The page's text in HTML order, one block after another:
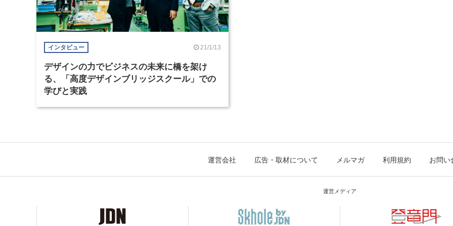
インタビュー 21/1/13
デザインの力でビジネスの未来に橋を架け
る、「高度デザインブリッジスクール」での
学びと実践
運営会社 広告・取材について メルマガ 利用規約 お問い
運営メディア